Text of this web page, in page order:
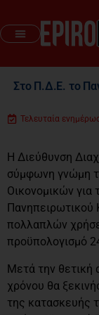
Στο Π.Δ.Ε. το
Τελευταία
Η Διεύθυνση
σύμφωνη γνώμη
Οικονομικών για
Πανηπειρωτικού
πολλαπλών
προϋπολογισμό
Μετά την θετική
χρόνου θα
της κατασκευής